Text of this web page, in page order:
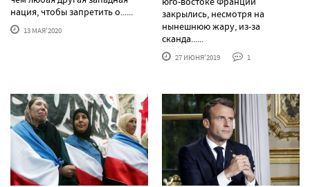
нация, чтобы запретить о......
13 МАЯ'2020
закрылись, несмотря на
нынешнюю жару, из-за
сканда......
27 ИЮНЯ'2019 1